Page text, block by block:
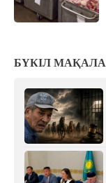
БҮКІЛ МАҚАЛА